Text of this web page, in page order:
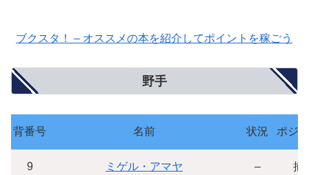
ブクスタ！ – オススメの本を紹介してポイントを稼ごう
野手
背番号 名前 状況 ポジ
9 ミゲル・アマヤ – 捕